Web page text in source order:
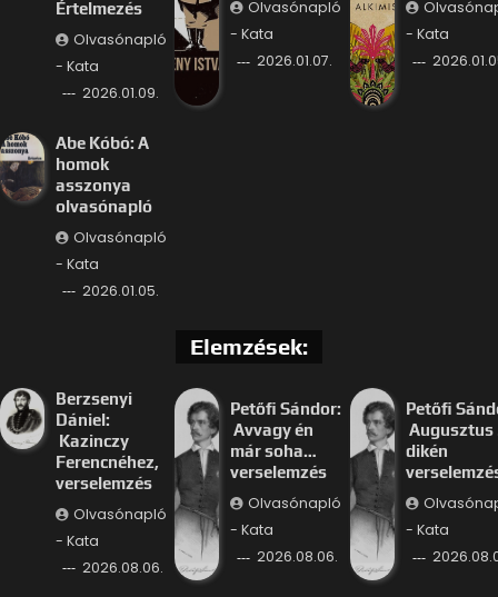
Értelmezés
Olvasónapló
- Kata
2026.01.09.
Olvasónapló
- Kata
2026.01.07.
- Kata
Abe Kóbó: A
homok
asszonya
olvasónapló
Olvasónapló
- Kata
2026.01.05.
Elemzések:
Berzsenyi
Dániel:
Kazinczy
Ferencnéhez,
verselemzés
Olvasónapló
- Kata
2026.08.06.
Petőfi Sándor:
Avvagy én
már soha…
verselemzés
Olvasónapló
- Kata
2026.08.06.
Petőfi
Augusztus
dikén
- Kata